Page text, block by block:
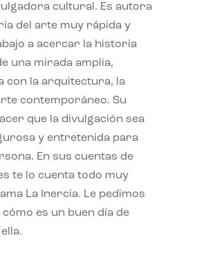
cultural. Es autora
del arte muy rápida y
a acercar la historia
una mirada amplia,
con la arquitectura, la
contemporáneo. Su
que la divulgación sea
y entretenida para
En sus cuentas de
te lo cuenta todo muy
La Inercia. Le pedimos
es un buen día de